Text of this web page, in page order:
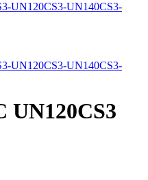
UN120CS3-UN140CS3-
UN120CS3-UN140CS3-